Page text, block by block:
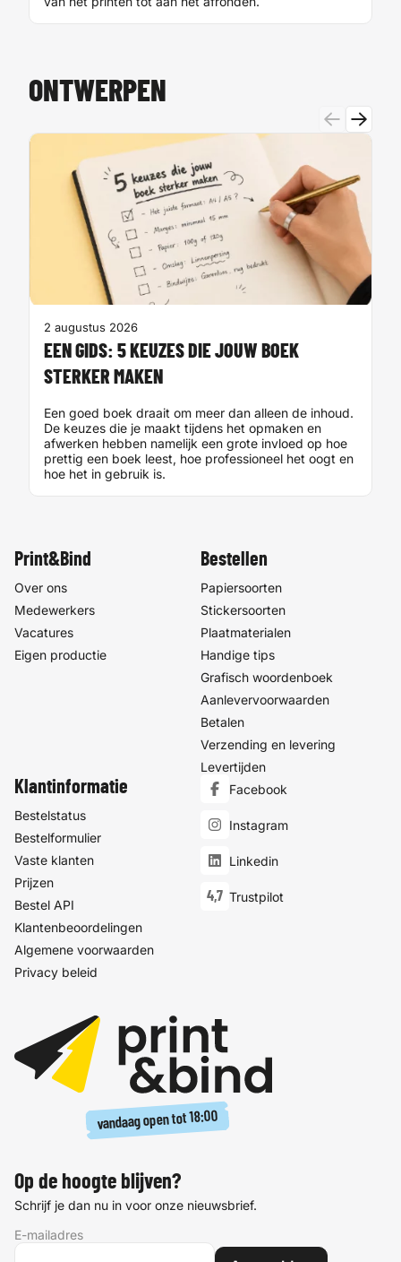
ONTWERPEN
2 augustus 2026
EEN GIDS: 5 KEUZES DIE JOUW BOEK
STERKER MAKEN
Een goed boek draait om meer dan alleen de inhoud.
De keuzes die je maakt tijdens het opmaken en
afwerken hebben namelijk een grote invloed op hoe
prettig een boek leest, hoe professioneel het oogt en
hoe het in gebruik is.
Print&Bind
Over ons
Medewerkers
Vacatures
Eigen productie
Bestellen
Papiersoorten
Stickersoorten
Plaatmaterialen
Handige tips
Grafisch woordenboek
Aanlevervoorwaarden
Betalen
Verzending en levering
Levertijden
Klantinformatie
Bestelstatus
Bestelformulier
Vaste klanten
Prijzen
Bestel API
Klantenbeoordelingen
Algemene voorwaarden
Privacy beleid
Facebook
Instagram
Linkedin
4,7 Trustpilot
vandaag open tot18:00
Op de hoogte blijven?
Schrijf je dan nu in voor onze nieuwsbrief.
E-mailadres